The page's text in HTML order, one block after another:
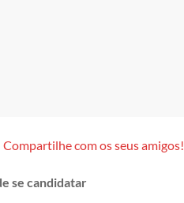
CCompartilhe com os seus amigos!
se candidatar